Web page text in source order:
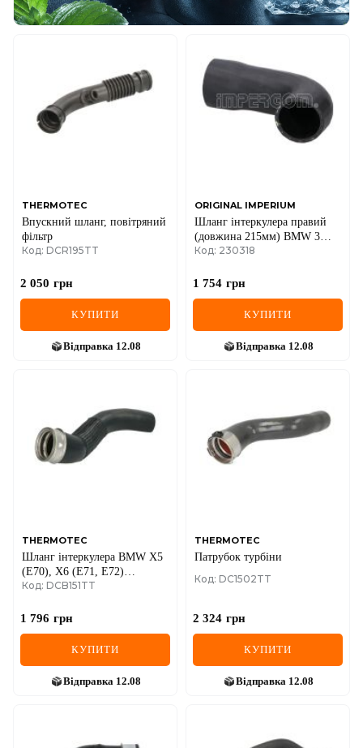
THERMOTEC
Впускний шланг, повітряний
фільтр
Код: DCR195TT
2 050 грн
КУПИТИ
Відправка 12.08
ORIGINAL IMPERIUM
Шланг інтеркулера правий
(довжина 215мм) BMW 3
(E46), X5 (E53) 1.6-4.8 12.97-
Код: 230318
1 754 грн
КУПИТИ
Відправка 12.08
THERMOTEC
Шланг інтеркулера BMW X5
(E70), X6 (E71, E72)
RENAULT MASTER III
Код: DCB151TT
1 796 грн
КУПИТИ
Відправка 12.08
THERMOTEC
Патрубок турбіни
Код: DC1502TT
2 324 грн
КУПИТИ
Відправка 12.08